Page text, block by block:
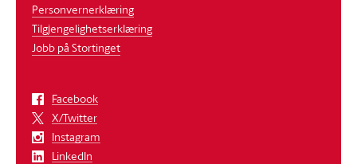
Personvernerklæring
Tilgjengelighetserklæring
Jobb på Stortinget
Facebook
X/Twitter
Instagram
LinkedIn